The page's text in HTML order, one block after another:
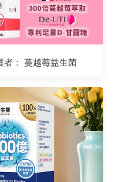
者： 蔓越莓益生菌